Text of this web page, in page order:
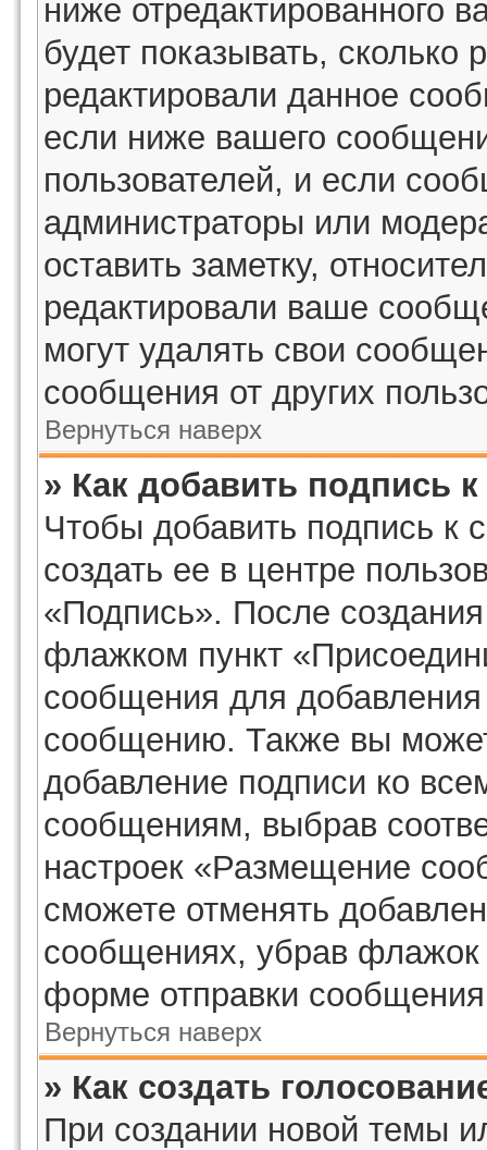
ниже отредактированного
будет показывать, сколько
редактировали данное
если ниже вашего
пользователей, и если
администраторы или
оставить заметку,
редактировали ваше
могут удалять свои
сообщения от других
Вернуться наверх
» Как добавить подпись
Чтобы добавить подпись
создать ее в центре
«Подпись». После
флажком пункт
сообщения для
сообщению. Также вы
добавление подписи ко
сообщениям, выбрав
настроек «Размещение
сможете отменять
сообщениях, убрав флажок
форме отправки
Вернуться наверх
» Как создать
При создании новой темы